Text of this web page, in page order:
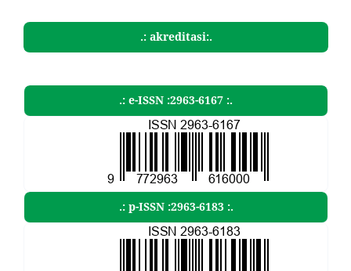
.: akreditasi:.
.: e-ISSN :2963-6167 :.
.: p-ISSN :2963-6183 :.